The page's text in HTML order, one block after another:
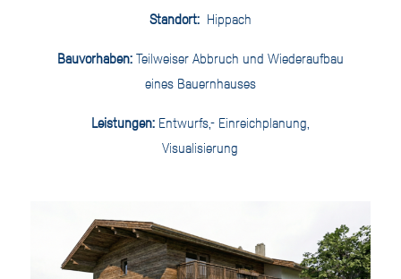
Standort: Hippach
Bauvorhaben: Teilweiser Abbruch und Wiederaufbau
eines Bauernhauses
Leistungen: Entwurfs,- Einreichplanung,
Visualisierung